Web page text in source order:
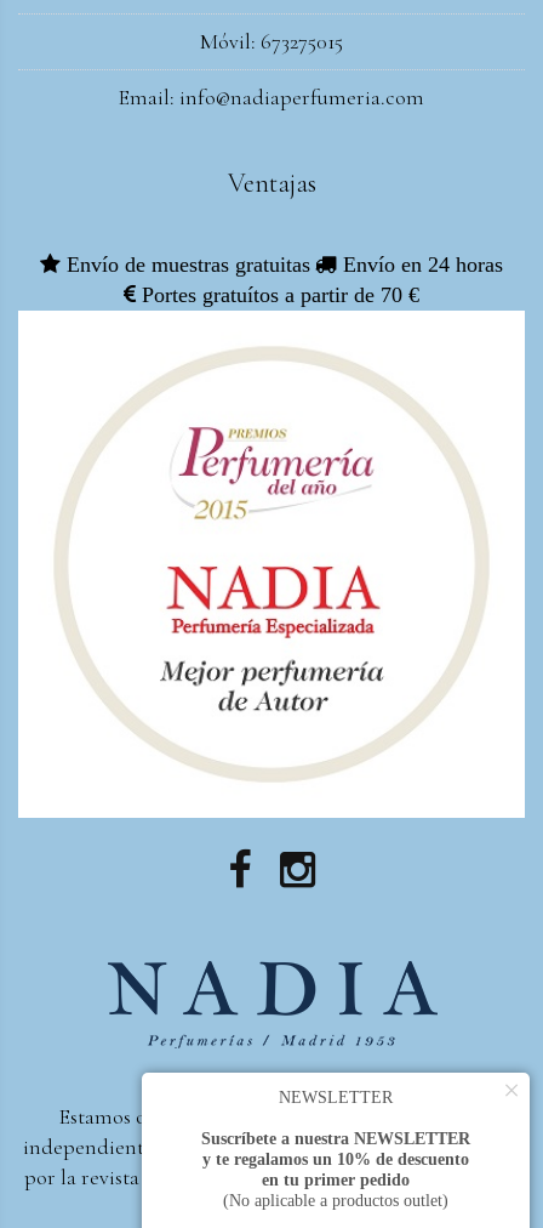
Móvil: 673275015
Email: info@nadiaperfumeria.com
Ventajas
Envío de muestras gratuitas
Envío en 24 horas
Portes gratuítos a partir de 70 €
Estamos orgullosos de ser la primera perfumería
independiente de España, en recibir el premio otorgado
por la revista Beautyproof en 2015 a la mejor perfumería
de autor.
×
NEWSLETTER
Suscríbete a nuestra NEWSLETTER
y te regalamos un 10% de descuento
en tu primer pedido
(No aplicable a productos outlet)